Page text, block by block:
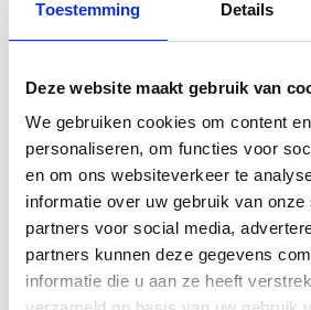
Toestemming Details
Deze website maakt gebruik van
We gebruiken cookies om content
personaliseren, om functies voor
en om ons websiteverkeer te
informatie over uw gebruik van onze
partners voor social media,
partners kunnen deze gegevens
informatie die u aan ze heeft
Leren RFID Portemonnee
– Indiana – Donkerbruin
34,95